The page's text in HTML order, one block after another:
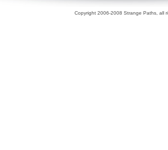
Copyright 2006-2008 Strange Paths, all